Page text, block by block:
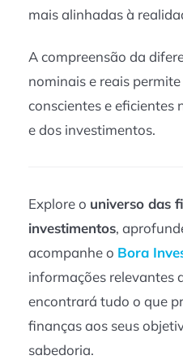
mais alinhadas à
A compreensão da
nominais e reais
conscientes e eficientes
e dos investimentos.
Explore o universo das
investimentos,
acompanhe o Bora
informações relevantes
encontrará tudo o que
finanças aos seus
sabedoria.